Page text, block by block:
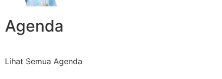
Agenda
Lihat Semua Agenda